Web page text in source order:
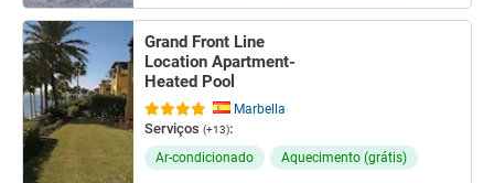
Grand Front Line
Location Apartment-
Heated Pool
Marbella
Serviços (+13):
Ar-condicionado Aquecimento (grátis)